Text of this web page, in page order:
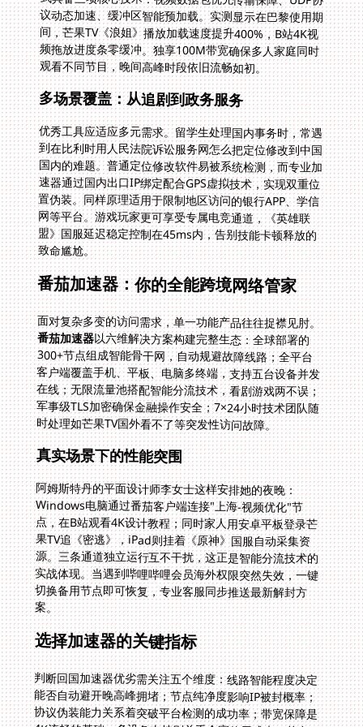
观看不同节目，晚间高峰时段依旧流畅如初。
多场景覆盖：从追剧到政务服务
优秀工具应适应多元需求。留学生处理国内事务时，常遇
到在比利时用人民法院诉讼服务网怎么把定位修改到中国
国内的难题。普通定位修改软件易被系统检测，而专业加
速器通过国内出口IP绑定配合GPS虚拟技术，实现双重位
置伪装。同样原理适用于限制地区访问的银行APP、学信
网等平台。游戏玩家更可享受专属电竞通道，《英雄联
盟》国服延迟稳定控制在45ms内，告别技能卡顿释放的
致命尴尬。
番茄加速器：你的全能跨境网络管家
面对复杂多变的访问需求，单一功能产品往往捉襟见肘。
番茄加速器以六维解决方案构建完整生态：全球部署的
300+节点组成智能骨干网，自动规避故障线路；全平台
客户端覆盖手机、平板、电脑多终端，支持五台设备并发
在线；无限流量池搭配智能分流技术，看剧游戏两不误；
军事级TLS加密确保金融操作安全；7×24小时技术团队随
时处理如芒果TV国外看不了等突发性访问故障。
真实场景下的性能突围
阿姆斯特丹的平面设计师李女士这样安排她的夜晚：
Windows电脑通过番茄客户端连接"上海-视频优化"节
点，在B站观看4K设计教程；同时家人用安卓平板登录芒
果TV追《密逃》，iPad则挂着《原神》国服自动采集资
源。三条通道独立运行互不干扰，这正是智能分流技术的
实战体现。当遇到哔哩哔哩会员海外权限突然失效，一键
切换备用节点即可恢复，专业客服同步推送最新解封方
案。
选择加速器的关键指标
判断回国加速器优劣需关注五个维度：线路智能程度决定
能否自动避开晚高峰拥堵；节点纯净度影响IP被封概率；
协议伪装能力关系着突破平台检测的成功率；带宽保障是
4K流畅的基础；多设备支持则关乎全家使用成本。曾有
用户尝试用普通VPN实现在比利时用人民法院诉讼服务网
怎么把定位修改到中国国内，但因IP被标记导致操作失
败。而专线加速器通过定期刷新IP池维持高可用性，配合